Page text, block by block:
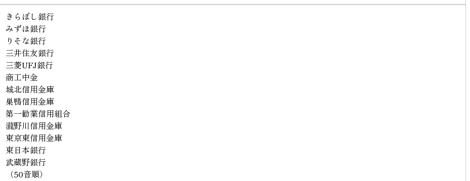
きらぼし銀行
みずほ銀行
りそな銀行
三井住友銀行
三菱UFJ銀行
商工中金
城北信用金庫
巣鴨信用金庫
第一勧業信用組合
瀧野川信用金庫
東京東信用金庫
東日本銀行
武蔵野銀行
（50音順）